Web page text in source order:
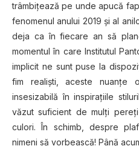
trâmbiţează pe unde apucă
fenomenul anului 2019 şi al
deja ca în fiecare an să
momentul în care Institutul
implicit ne sunt puse la
fim realişti, aceste nuanţe
insesizabilă în inspiraţiile
văzut suficient de mulţi
culori. În schimb, despre
nimeni să vorbească! Până